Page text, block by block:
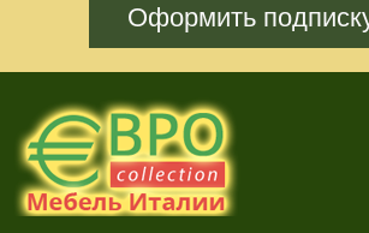
Оформить